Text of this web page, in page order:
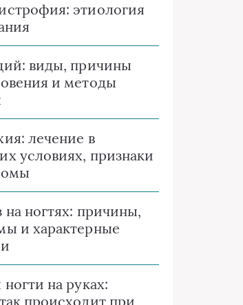
этиология
виды, причины
и методы
лечение в
условиях, признаки
на ногтях: причины,
и характерные
на руках:
происходит при